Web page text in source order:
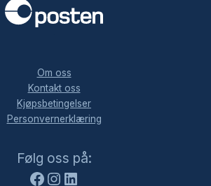
Om oss
Kontakt oss
Kjøpsbetingelser
Personvernerklæring
Følg oss på:
Facebook
Instagram
LinkedIn